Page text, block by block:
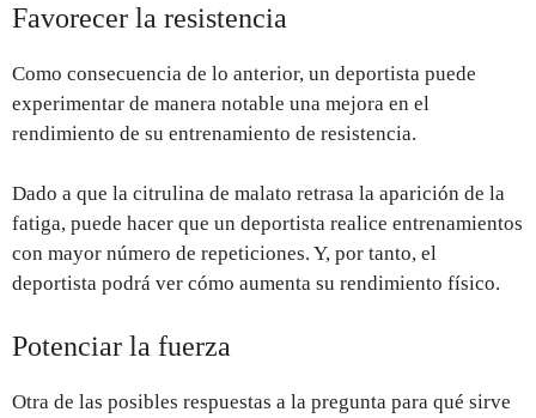
Favorecer la resistencia
Como consecuencia de lo anterior, un deportista puede
experimentar de manera notable una mejora en el
rendimiento de su entrenamiento de resistencia.
Dado a que la citrulina de malato retrasa la aparición de la
fatiga, puede hacer que un deportista realice entrenamientos
con mayor número de repeticiones. Y, por tanto, el
deportista podrá ver cómo aumenta su rendimiento físico.
Potenciar la fuerza
Otra de las posibles respuestas a la pregunta para qué sirve